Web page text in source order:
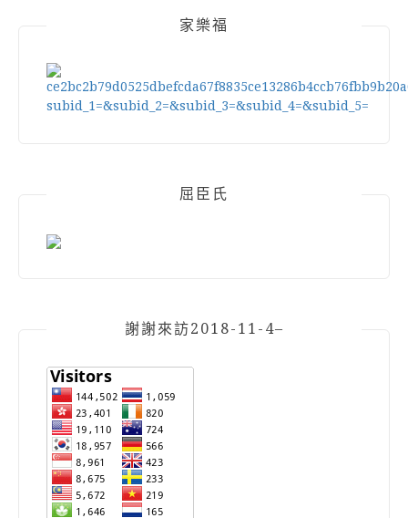
家樂福
屈臣氏
謝謝來訪2018-11-4–